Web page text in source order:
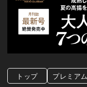
トップ プレミアム